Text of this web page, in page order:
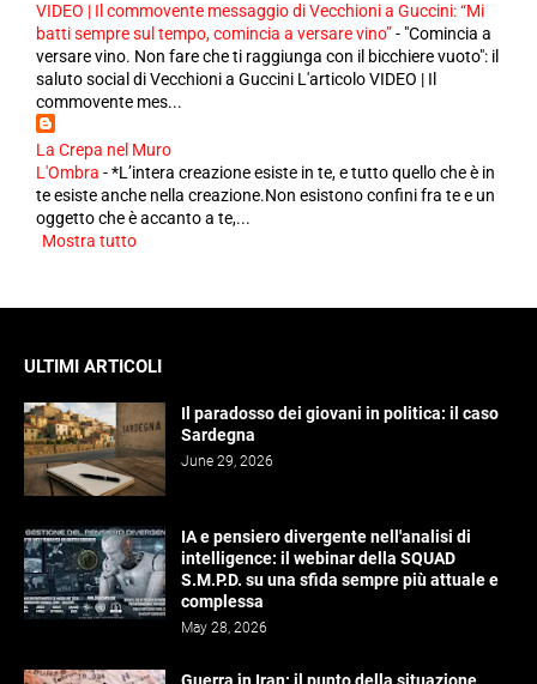
VIDEO | Il commovente messaggio di Vecchioni a Guccini: “Mi
batti sempre sul tempo, comincia a versare vino”- "Comincia a
versare vino. Non fare che ti raggiunga con il bicchiere vuoto": il
saluto social di Vecchioni a Guccini L'articolo VIDEO | Il
commovente mes...
La Crepa nel Muro
L'Ombra -*L’intera creazione esiste in te, e tutto quello che è in
te esiste anche nella creazione.Non esistono confini fra te e un
oggetto che è accanto a te,...
Mostra tutto
ULTIMI ARTICOLI
Il paradosso dei giovani in politica: il caso
Sardegna
June 29, 2026
IA e pensiero divergente nell'analisi di
intelligence: il webinar della SQUAD
S.M.P.D. su una sfida sempre più attuale e
complessa
May 28, 2026